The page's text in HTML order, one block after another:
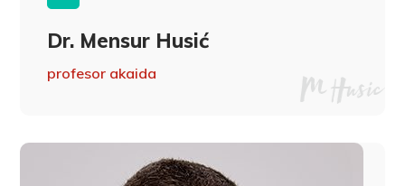
Dr. Mensur Husić
profesor akaida